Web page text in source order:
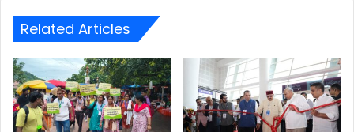
Related Articles